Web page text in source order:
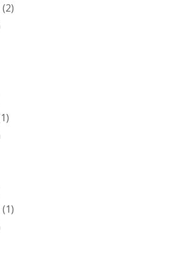
(2)
(1)